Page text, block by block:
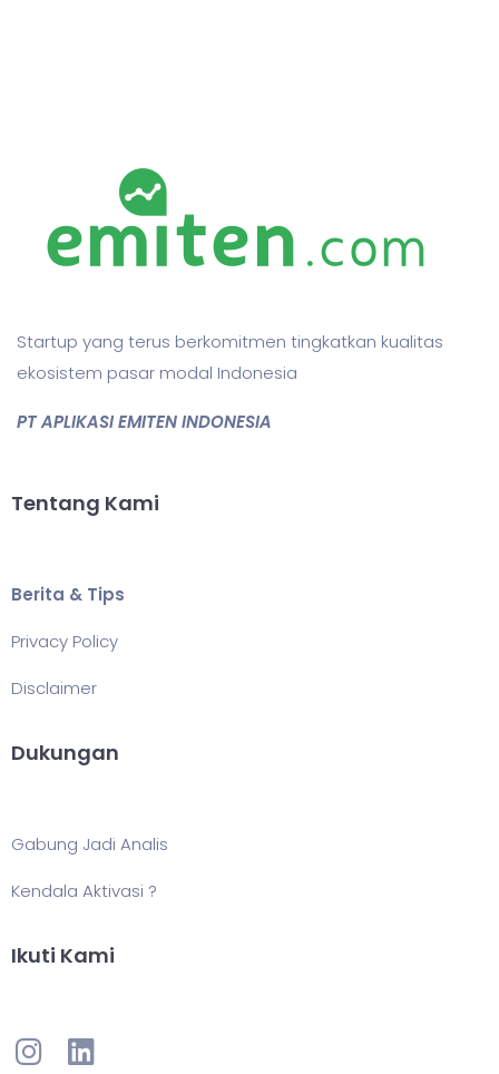
Startup yang terus berkomitmen tingkatkan kualitas
ekosistem pasar modal Indonesia
PT APLIKASI EMITEN INDONESIA
Tentang Kami
Berita & Tips
Privacy Policy
Disclaimer
Dukungan
Gabung Jadi Analis
Kendala Aktivasi ?
Ikuti Kami